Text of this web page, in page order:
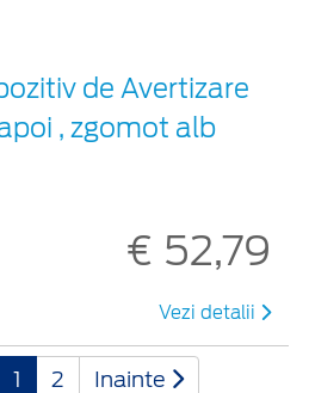
de Avertizare
, zgomot alb
€ 52,79
Vezi detalii
1 2 Inainte